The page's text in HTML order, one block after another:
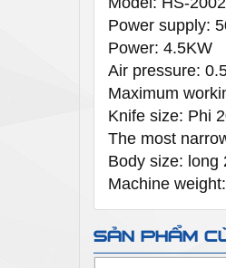
Power supply:
Power: 4.5KW
Air pressure:
Maximum
Knife size: Phi
The most
Body size: long
Machine
SẢN PHẨM